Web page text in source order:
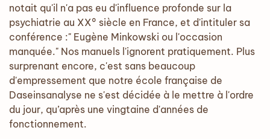
notait qu'il n'a pas eu d'influence profonde sur la
psychiatrie au XX° siècle en France, et d'intituler sa
conférence :" Eugène Minkowski ou l'occasion
manquée." Nos manuels l'ignorent pratiquement. Plus
surprenant encore, c'est sans beaucoup
d'empressement que notre école française de
Daseinsanalyse ne s'est décidée à le mettre à l'ordre
du jour, qu’après une vingtaine d'années de
fonctionnement.